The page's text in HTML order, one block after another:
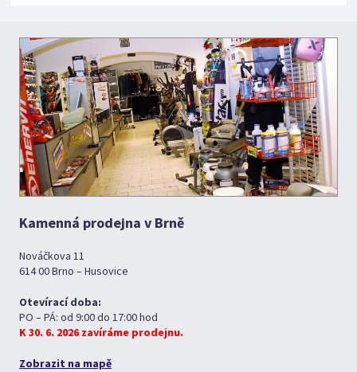
Kamenná prodejna v Brně
Nováčkova 11
614 00 Brno – Husovice
Otevírací doba:
PO – PÁ: od 9:00 do 17:00 hod
K 30. 6. 2026 zavíráme prodejnu.
Zobrazit na mapě